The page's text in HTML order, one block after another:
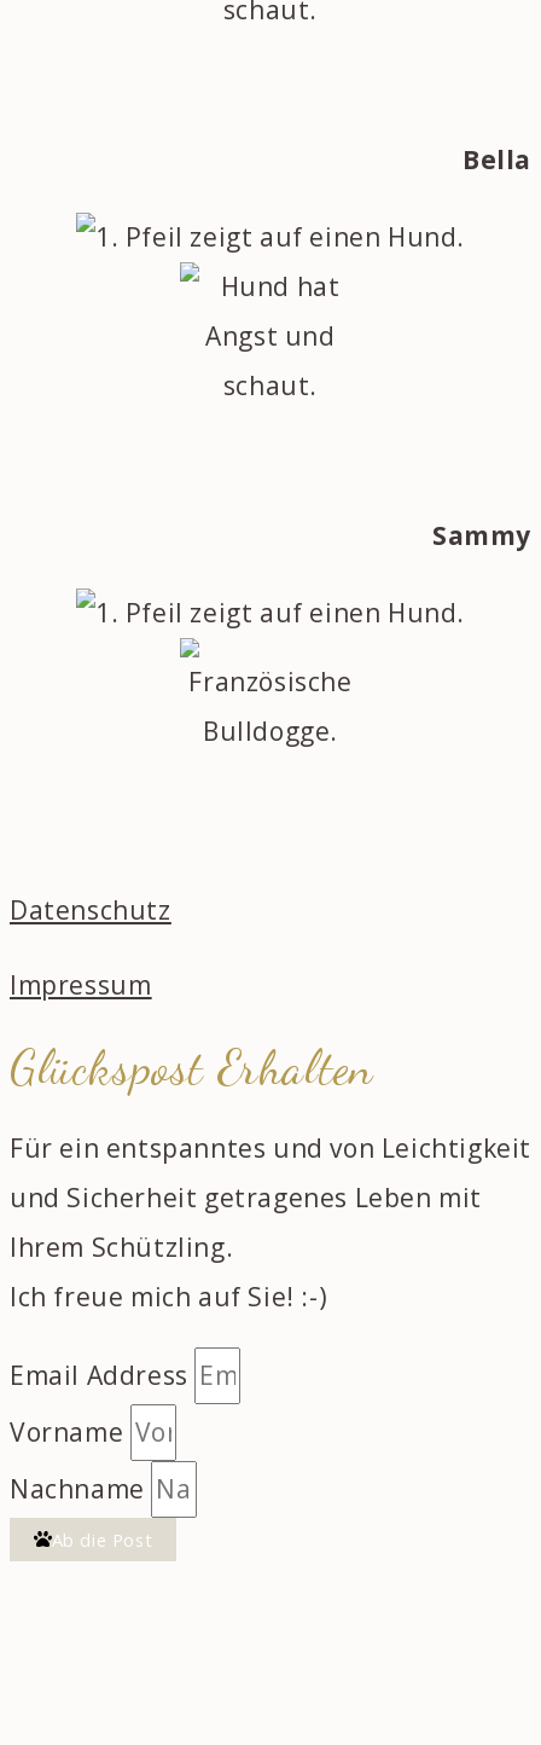
Bella
Sammy
Datenschutz
Impressum
Glückspost Erhalten
Für ein entspanntes und von Leichtigkeit
und Sicherheit getragenes Leben mit
Ihrem Schützling.
Ich freue mich auf Sie! :-)
Email Address
Vorname
Nachname
Ab die Post